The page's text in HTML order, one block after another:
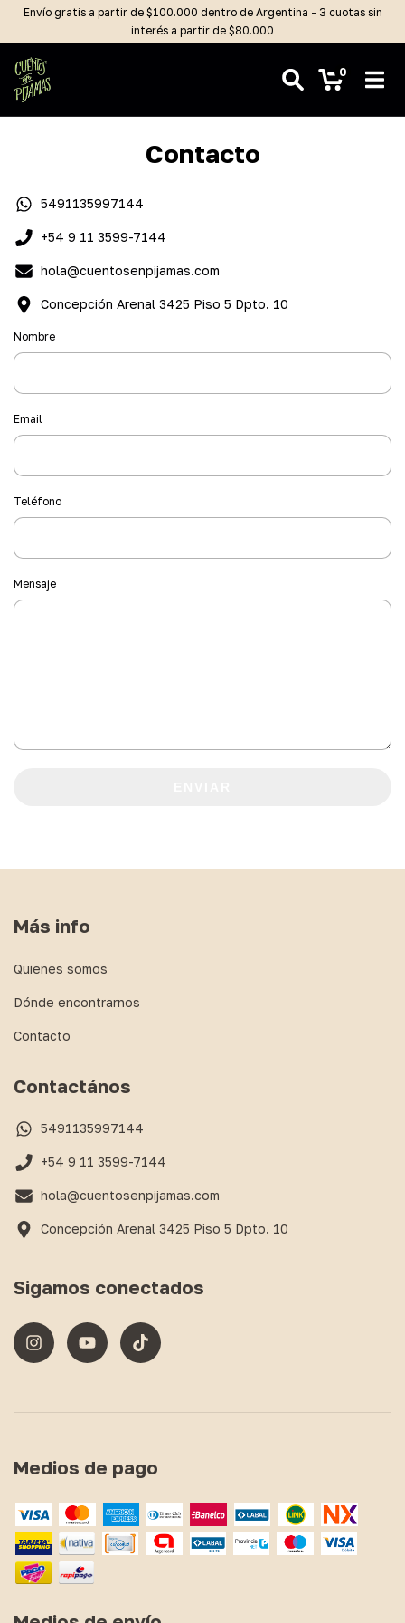
Envío gratis a partir de $100.000 dentro de Argentina - 3 cuotas sin
interés a partir de $80.000
0
Contacto
5491135997144
+54 9 11 3599-7144
hola@cuentosenpijamas.com
Concepción Arenal 3425 Piso 5 Dpto. 10
Nombre
Email
Teléfono
Mensaje
Más info
Quienes somos
Dónde encontrarnos
Contacto
Contactános
5491135997144
+54 9 11 3599-7144
hola@cuentosenpijamas.com
Concepción Arenal 3425 Piso 5 Dpto. 10
Sigamos conectados
Medios de pago